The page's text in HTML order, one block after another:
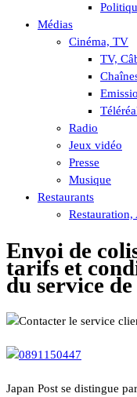
Médias
Cinéma, TV
TV,
Radio
Jeux vidéo
Presse
Musique
Restaurants
Envoi de
tarifs et
du service
Japan Post se distingue